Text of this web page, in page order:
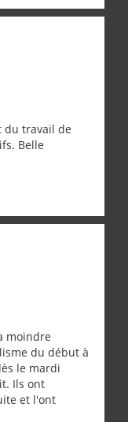
du travail de
Belle
moindre
du début à
le mardi
Ils ont
et l'ont